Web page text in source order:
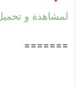
لمشاهدة و
=======